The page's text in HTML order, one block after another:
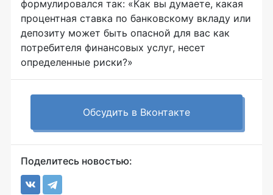
формулировался так: «Как вы думаете, какая
процентная ставка по банковскому вкладу или
депозиту может быть опасной для вас как
потребителя финансовых услуг, несет
определенные риски?»
Обсудить в Вконтакте
Поделитесь новостью: